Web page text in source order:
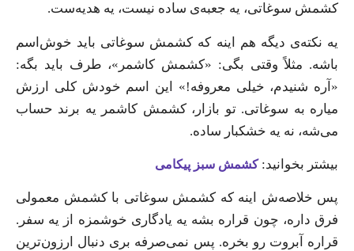
کشمش سوغاتی، یه جعبه‌ی ساده نیست، یه هدیه‌ست.
یه نکته‌ی دیگه هم اینه که کشمش سوغاتی باید خوش‌اسم
باشه. مثلاً وقتی بگی: «کشمش کاشمر»، طرف باید بگه:
«آره شنیدم، خیلی معروفه!» این اسم خودش کلی ارزش
میاره به سوغاتی. تو بازار، کشمش کاشمر یه برند حساب
می‌شه، نه یه خشکبار ساده.
بیشتر بخوانید:کشمش سبز پیکامی
پس خلاصه‌ش اینه که کشمش سوغاتی با کشمش معمولی
فرق داره، چون قراره بشه یه یادگاری خوشمزه از یه سفر.
قراره آبروت رو بخره. پس نمی‌صرفه بری دنبال ارزون‌ترین